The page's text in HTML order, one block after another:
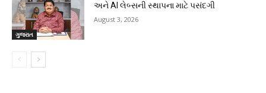
ગુજરાત
અને AI લેબ્સની સ્થાપના માટે પસંદગી
August 3, 2026